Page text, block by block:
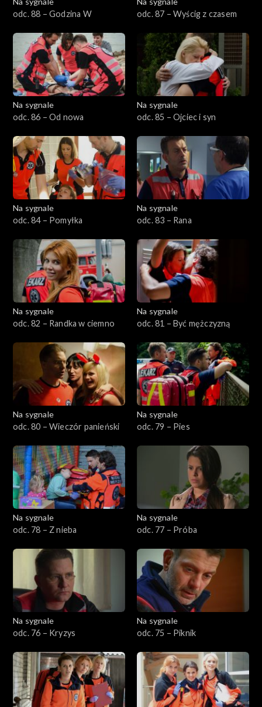
odc. 88 – Godzina W
odc. 87 – Wyścig z czasem
Na sygnale
odc. 86 – Od nowa
Na sygnale
odc. 85 – Ojciec i syn
Na sygnale
odc. 84 – Pomyłka
Na sygnale
odc. 83 – Rana
Na sygnale
odc. 82 – Randka w ciemno
Na sygnale
odc. 81 – Być mężczyzną
Na sygnale
odc. 80 – Wieczór panieński
Na sygnale
odc. 79 – Pies
Na sygnale
odc. 78 – Z nieba
Na sygnale
odc. 77 – Próba
Na sygnale
odc. 76 – Kryzys
Na sygnale
odc. 75 – Piknik